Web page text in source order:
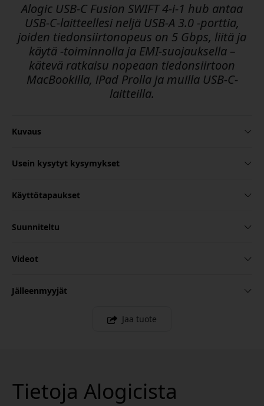
Alogic USB-C Fusion SWIFT 4-i-1 hub antaa
USB-C-laitteellesi neljä USB-A 3.0 -porttia,
joiden tiedonsiirtonopeus on 5 Gbps, liitä ja
käytä -toiminnolla ja EMI-suojauksella –
kätevä ratkaisu nopeaan tiedonsiirtoon
MacBookilla, iPad Prolla ja muilla USB-C-
laitteilla.
Kuvaus
Usein kysytyt kysymykset
Käyttötapaukset
Suunniteltu
Videot
Jälleenmyyjät
Jaa tuote
Tietoja Alogicista